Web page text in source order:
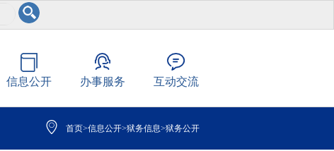
信息公开 办事服务 互动交流
首页>信息公开>狱务信息>狱务公开